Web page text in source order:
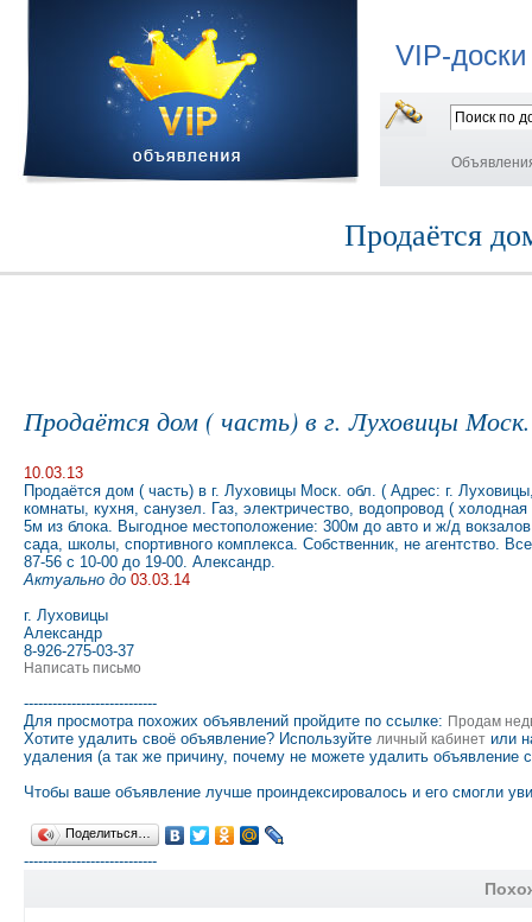
VIP-
Продаётся
Продаётся дом ( часть) в г. Луховицы
10.03.13
Продаётся дом ( часть) в г. Луховицы Моск. обл. ( Адрес: г.
комнаты, кухня, санузел. Газ, электричество, водопровод (
5м из блока. Выгодное местоположение: 300м до авто и ж/д
сада, школы, спортивного комплекса. Собственник, не агентство.
87-56 с 10-00 до 19-00. Александр.
Актуально до 03.03.14
г. Луховицы
Александр
8-926-275-03-37
Написать письмо
----------------------------
Для просмотра похожих объявлений пройдите по ссылке: Продам
Хотите удалить своё объявление? Используйте личный кабинет или
удаления (а так же причину, почему не можете удалить объявление
Чтобы ваше объявление лучше проиндексировалось и его смогли
Поделиться…
----------------------------